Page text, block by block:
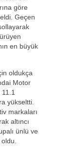
göre
Geçen
en büyük
oldukça
Motor
yükseltti.
markaları
altıncı
ünlü ve